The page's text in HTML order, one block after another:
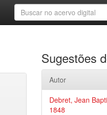
Sugestões
Autor
Debret, Jean
1848